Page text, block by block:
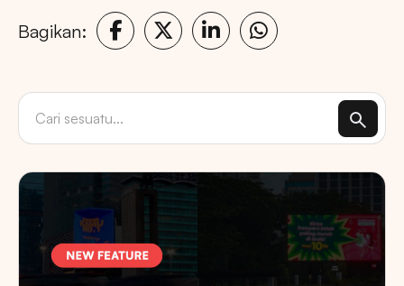
Bagikan: